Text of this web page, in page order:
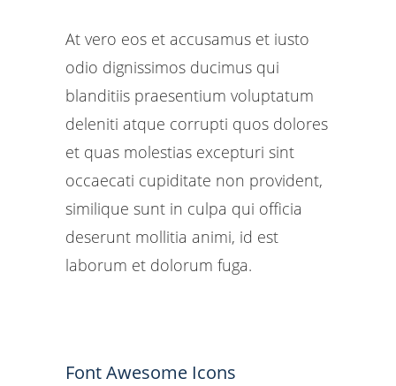
At vero eos et accusamus et iusto
odio dignissimos ducimus qui
blanditiis praesentium voluptatum
deleniti atque corrupti quos dolores
et quas molestias excepturi sint
occaecati cupiditate non provident,
similique sunt in culpa qui officia
deserunt mollitia animi, id est
laborum et dolorum fuga.
Font Awesome Icons